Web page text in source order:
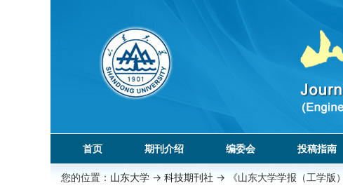
首页 期刊介绍 编委会 投稿指南
您的位置： 山东大学 -> 科技期刊社 -> 《山东大学学报（工学版）